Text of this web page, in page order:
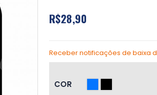
R$28,90
Receber notificações de baixa
COR